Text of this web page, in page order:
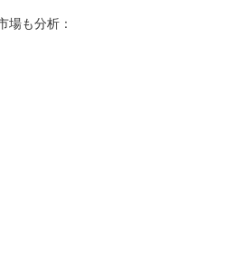
場も分析：